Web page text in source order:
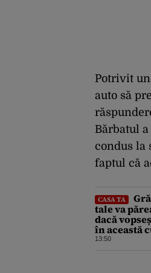
Potrivit
auto să
Bărbatul
condus la
faptul că
CASA TA
tale va
dacă
în această
13:50